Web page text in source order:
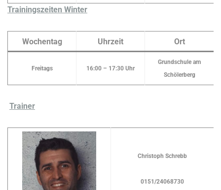
Trainingszeiten Winter
Wochentag Uhrzeit Ort
Freitags 16:00 – 17:30 Uhr
Grundschule am
Schölerberg
Trainer
Christoph Schrebb
0151/24068730